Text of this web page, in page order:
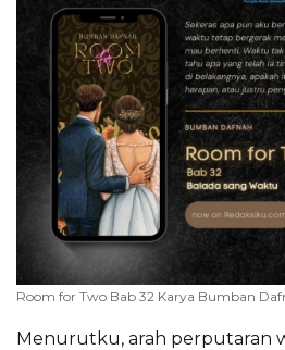
Room for Two Bab 32 Karya Bumban
Menurutku, arah perputaran